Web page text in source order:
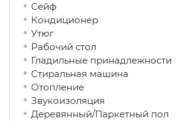
Сейф
Кондиционер
Утюг
Рабочий стол
Гладильные принадлежности
Стиральная машина
Отопление
Звукоизоляция
Деревянный/Паркетный пол